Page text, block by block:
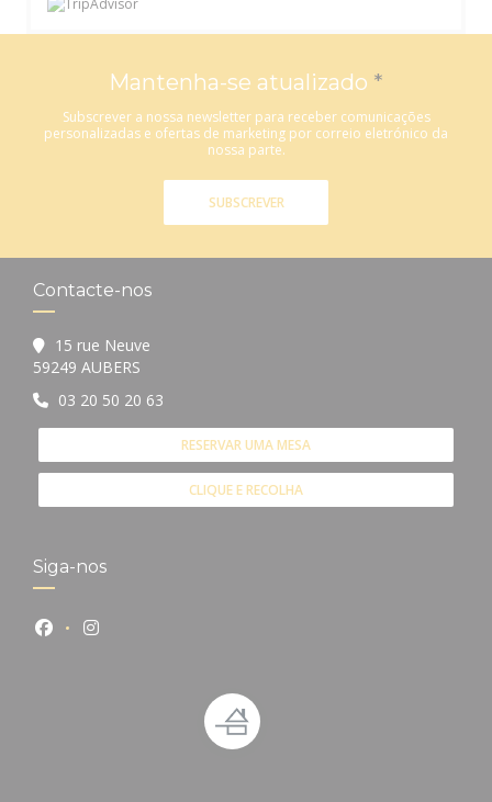
Mantenha-se atualizado *
Subscrever a nossa newsletter para receber comunicações
personalizadas e ofertas de marketing por correio eletrónico da
nossa parte.
SUBSCREVER
Contacte-nos
15 rue Neuve
59249 AUBERS
03 20 50 20 63
RESERVAR UMA MESA
CLIQUE E RECOLHA
Siga-nos
Facebook ((abre numa nova janela))
Instagram ((abre numa nova janela))